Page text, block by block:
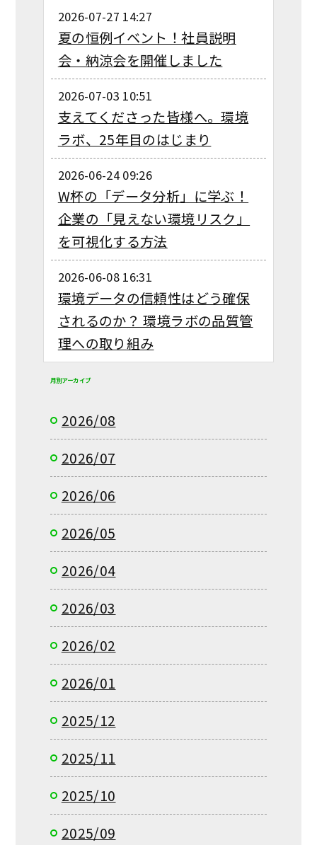
2026-07-27 14:27
夏の恒例イベント！社員説明
会・納涼会を開催しました
2026-07-03 10:51
支えてくださった皆様へ。環境
ラボ、25年目のはじまり
2026-06-24 09:26
W杯の「データ分析」に学ぶ！
企業の「見えない環境リスク」
を可視化する方法
2026-06-08 16:31
環境データの信頼性はどう確保
されるのか？ 環境ラボの品質管
理への取り組み
月別アーカイブ
2026/08
2026/07
2026/06
2026/05
2026/04
2026/03
2026/02
2026/01
2025/12
2025/11
2025/10
2025/09